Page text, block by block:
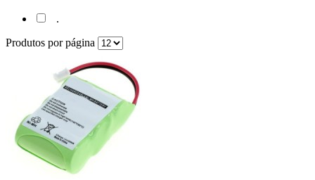
.
Produtos por página